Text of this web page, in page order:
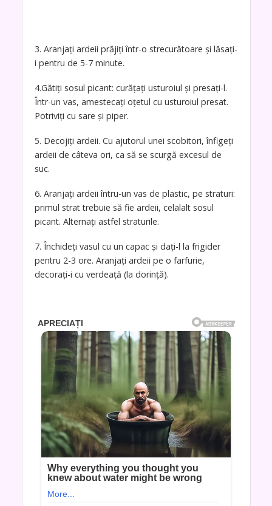
3. Aranjați ardeii prăjiți într-o strecurătoare și lăsați-
i pentru de 5-7 minute.
4.Gătiți sosul picant: curățați usturoiul și presați-l.
Într-un vas, amestecați oțetul cu usturoiul presat.
Potriviți cu sare și piper.
5. Decojiți ardeii. Cu ajutorul unei scobitori, înfigeți
ardeii de câteva ori, ca să se scurgă excesul de
suc.
6. Aranjați ardeii întru-un vas de plastic, pe straturi:
primul strat trebuie să fie ardeii, celalalt sosul
picant. Alternați astfel straturile.
7. Închideți vasul cu un capac și dați-l la frigider
pentru 2-3 ore. Aranjați ardeii pe o farfurie,
decorați-i cu verdeață (la dorință).